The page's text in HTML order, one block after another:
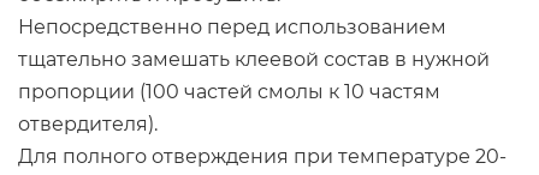
Непосредственно перед использованием
тщательно замешать клеевой состав в нужной
пропорции (100 частей смолы к 10 частям
отвердителя).
Для полного отверждения при температуре 20-